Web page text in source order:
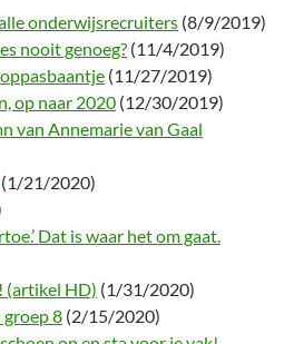
onderwijsrecruiters (8/9/2019)
nooit genoeg? (11/4/2019)
(11/27/2019)
op naar 2020 (12/30/2019)
van Annemarie van Gaal
(1/21/2020)
Dat is waar het om gaat.
(artikel HD) (1/31/2020)
groep 8 (2/15/2020)